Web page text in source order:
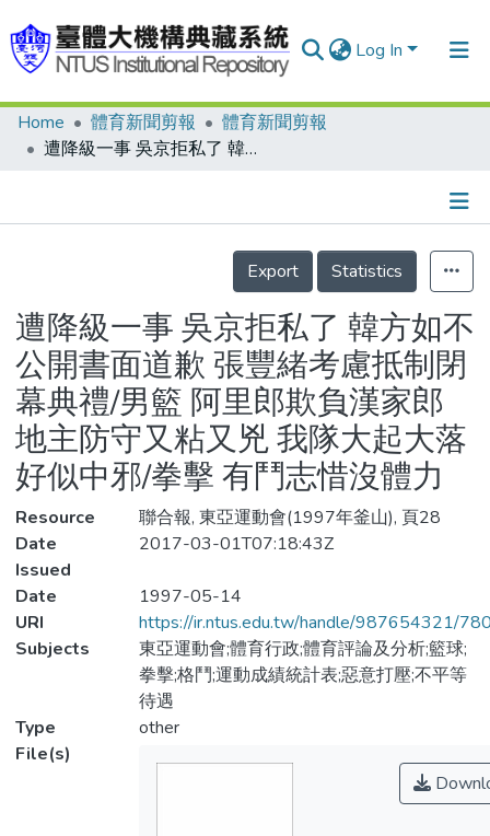
Log In
Communities & Collections
Statistics
Home 體育新聞剪報
體育新聞剪報
遭降級一事 吳京拒私了 韓方如不公開書面道歉 張豐緒考慮抵制閉幕典禮/男籃 阿里郎欺負漢家郎 地主防守又粘又兇 我隊大起大落好似中邪/拳擊 有鬥志惜沒體力
Details
Export
Statistics
遭降級一事 吳京拒私了 韓方如不
公開書面道歉 張豐緒考慮抵制閉
幕典禮/男籃 阿里郎欺負漢家郎
地主防守又粘又兇 我隊大起大落
好似中邪/拳擊 有鬥志惜沒體力
Resource
聯合報, 東亞運動會(1997年釜山), 頁28
Date
Issued
2017-03-01T07:18:43Z
Date
1997-05-14
URI
https://ir.ntus.edu.tw/handle/987654321/
Subjects
東亞運動會;體育行政;體育評論及分析;籃球;
拳擊;格鬥;運動成績統計表;惡意打壓;不平等
待遇
Type
other
File(s)